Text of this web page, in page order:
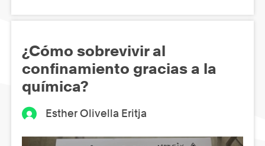
¿Cómo sobrevivir al
confinamiento gracias a la
química?
Esther Olivella Eritja